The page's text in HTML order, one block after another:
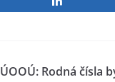
ÚOOÚ: Rodná čísla